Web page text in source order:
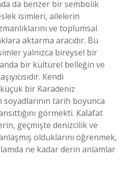
da benzer bir sembolik
isimleri, ailelerin
ve toplumsal
aktarma aracıdır. Bu
yalnızca bireysel bir
bir kültürel belleğin ve
Kendi
bir Karadeniz
soyadlarının tarih boyunca
görmekti. Kalafat
geçmişte denizcilik ve
olduklarını öğrenmek,
ne kadar derin anlamlar